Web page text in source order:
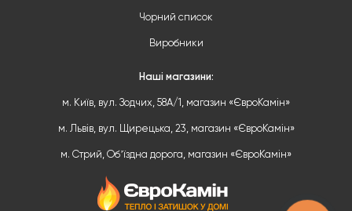
Чорний список
Виробники
Наші магазини:
м. Київ, вул. Зодчих, 58А/1, магазин «ЄвроКамін»
м. Львів, вул. Щирецька, 23, магазин «ЄвроКамін»
м. Стрий, Обʼїздна дорога, магазин «ЄвроКамін»